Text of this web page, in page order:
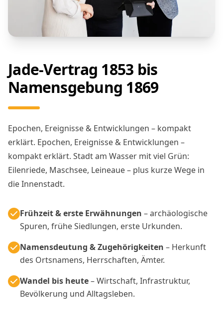
Jade-Vertrag 1853 bis
Namensgebung 1869
Epochen, Ereignisse & Entwicklungen – kompakt
erklärt. Epochen, Ereignisse & Entwicklungen –
kompakt erklärt. Stadt am Wasser mit viel Grün:
Eilenriede, Maschsee, Leineaue – plus kurze Wege in
die Innenstadt.
Frühzeit & erste Erwähnungen – archäologische
Spuren, frühe Siedlungen, erste Urkunden.
Namensdeutung & Zugehörigkeiten – Herkunft
des Ortsnamens, Herrschaften, Ämter.
Wandel bis heute– Wirtschaft, Infrastruktur,
Bevölkerung und Alltagsleben.